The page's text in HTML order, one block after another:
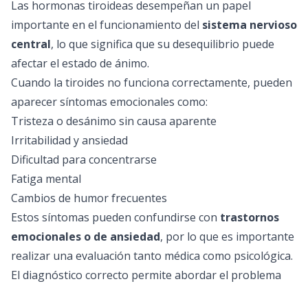
Las hormonas tiroideas desempeñan un papel
importante en el funcionamiento del sistema nervioso
central, lo que significa que su desequilibrio puede
afectar el estado de ánimo.
Cuando la tiroides no funciona correctamente, pueden
aparecer síntomas emocionales como:
Tristeza o desánimo sin causa aparente
Irritabilidad y ansiedad
Dificultad para concentrarse
Fatiga mental
Cambios de humor frecuentes
Estos síntomas pueden confundirse con trastornos
emocionales o de ansiedad, por lo que es importante
realizar una evaluación tanto médica como psicológica.
El diagnóstico correcto permite abordar el problema